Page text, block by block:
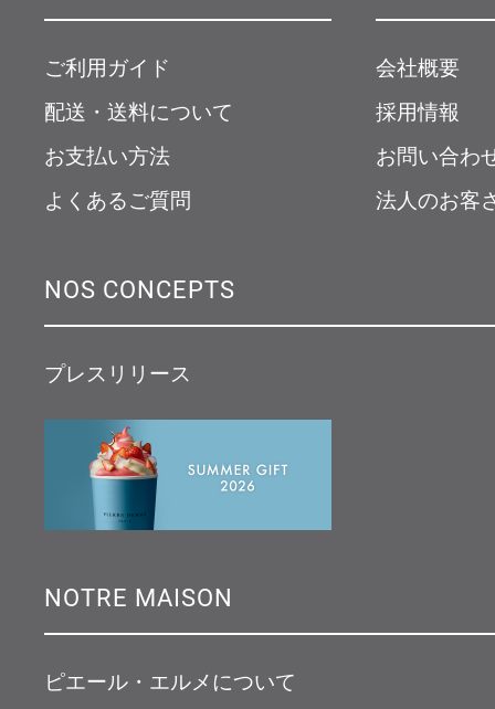
ご利用ガイド
配送・送料について
お支払い方法
よくあるご質問
会社概要
採用情報
お問い合わ
法人のお客
NOS CONCEPTS
プレスリリース
NOTRE MAISON
ピエール・エルメについて